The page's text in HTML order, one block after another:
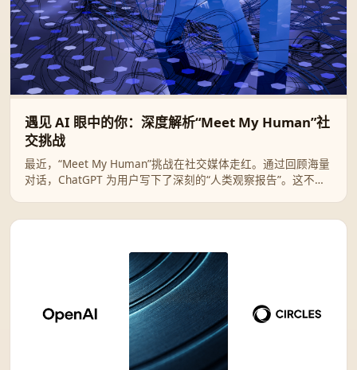
遇见 AI 眼中的你：深度解析“Meet My Human”社
交挑战
最近，“Meet My Human”挑战在社交媒体走红。通过回顾海量
对话，ChatGPT 为用户写下了深刻的“人类观察报告”。这不仅